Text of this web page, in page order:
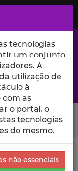
no Iscte
Detalhada
tecnologias
um conjunto
A
utilização de
à
com as
o portal, o
tecnologias
do mesmo.
não essenciais